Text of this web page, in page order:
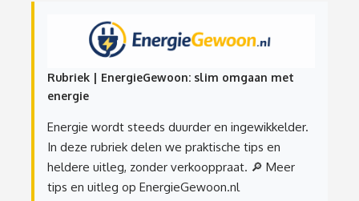
Rubriek | EnergieGewoon: slim omgaan met
energie
Energie wordt steeds duurder en ingewikkelder.
In deze rubriek delen we praktische tips en
heldere uitleg, zonder verkooppraat. 🔎 Meer
tips en uitleg op EnergieGewoon.nl